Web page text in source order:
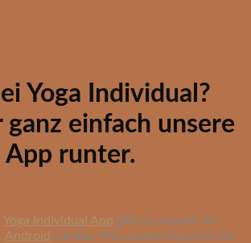
Yoga Individual?
ganz einfach unsere
App runter.
Yoga Individual App gibt es sowohl für
Android Geräte. Mit unserer App bist Du